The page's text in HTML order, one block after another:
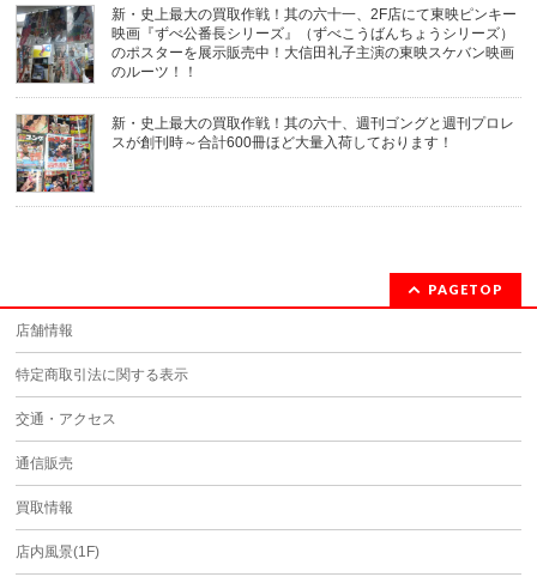
新・史上最大の買取作戦！其の六十一、2F店にて東映ピンキー
映画『ずべ公番長シリーズ』（ずべこうばんちょうシリーズ）
のポスターを展示販売中！大信田礼子主演の東映スケバン映画
のルーツ！！
新・史上最大の買取作戦！其の六十、週刊ゴングと週刊プロレ
スが創刊時～合計600冊ほど大量入荷しております！
PAGETOP
店舗情報
特定商取引法に関する表示
交通・アクセス
通信販売
買取情報
店内風景(1F)